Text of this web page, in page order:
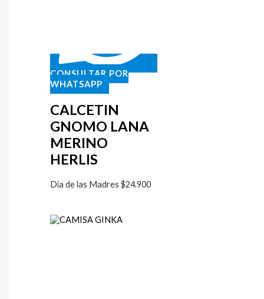
CONSULTAR POR
WHATSAPP
CALCETIN
GNOMO LANA
MERINO
HERLIS
Día de las Madres$24.900